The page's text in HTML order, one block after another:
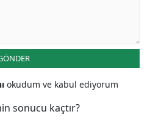
okudum ve kabul ediyorum
sonucu kaçtır?